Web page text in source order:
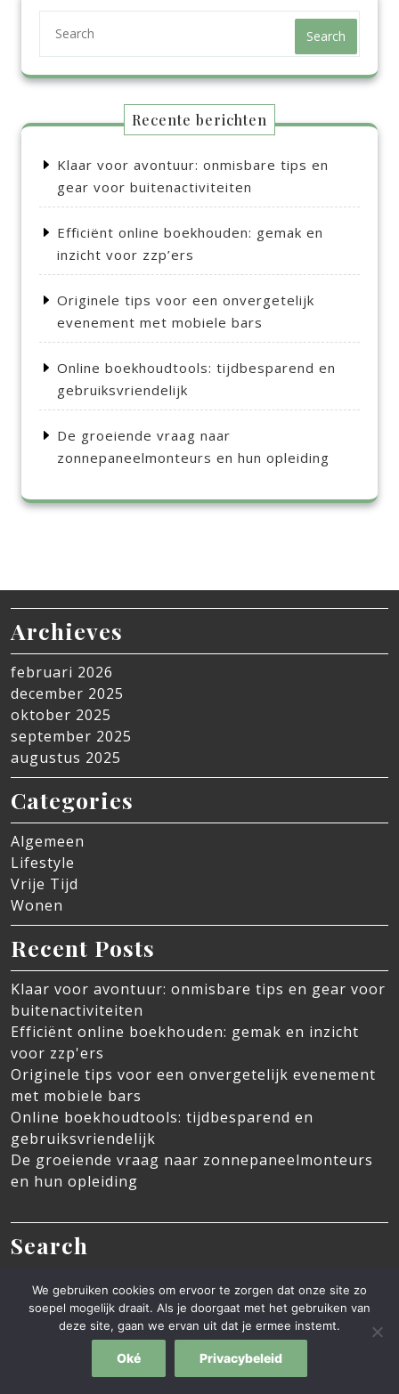
Search
Recente berichten
Klaar voor avontuur: onmisbare tips en
gear voor buitenactiviteiten
Efficiënt online boekhouden: gemak en
inzicht voor zzp’ers
Originele tips voor een onvergetelijk
evenement met mobiele bars
Online boekhoudtools: tijdbesparend en
gebruiksvriendelijk
De groeiende vraag naar
zonnepaneelmonteurs en hun opleiding
Archieves
februari 2026
december 2025
oktober 2025
september 2025
augustus 2025
Categories
Algemeen
Lifestyle
Vrije Tijd
Wonen
Recent Posts
Klaar voor avontuur: onmisbare tips en gear voor
buitenactiviteiten
Efficiënt online boekhouden: gemak en inzicht
voor zzp'ers
Originele tips voor een onvergetelijk evenement
met mobiele bars
Online boekhoudtools: tijdbesparend en
gebruiksvriendelijk
De groeiende vraag naar zonnepaneelmonteurs
en hun opleiding
Search
Search
Blog WordPress ThemeBy Ovation Themes
We gebruiken cookies om ervoor te zorgen dat onze site zo
soepel mogelijk draait. Als je doorgaat met het gebruiken van
deze site, gaan we ervan uit dat je ermee instemt.
Oké Privacybeleid